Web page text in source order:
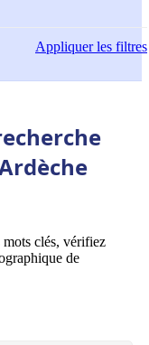
Appliquerles filtres
mots clés, vérifiez
de